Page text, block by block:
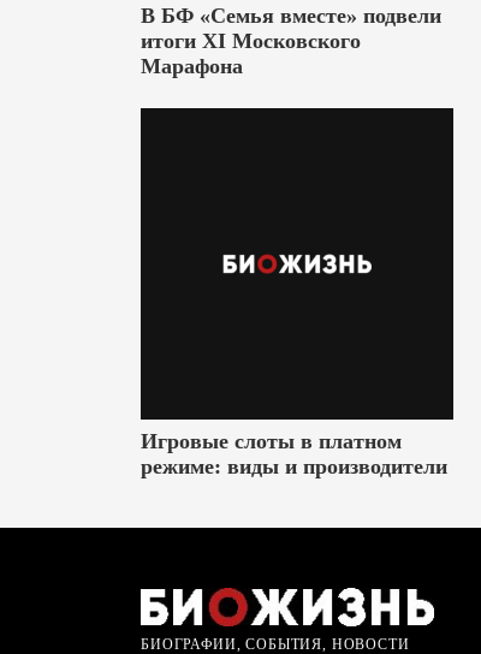
В БФ «Семья вместе» подвели
итоги XI Московского
Марафона
Игровые слоты в платном
режиме: виды и производители
БИОГРАФИИ, СОБЫТИЯ, НОВОСТИ